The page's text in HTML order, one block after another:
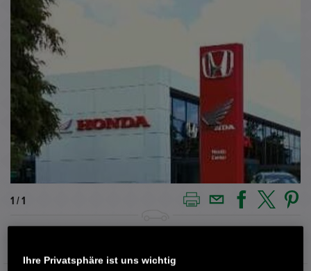
1 / 1
Ihre Privatsphäre ist uns wichtig